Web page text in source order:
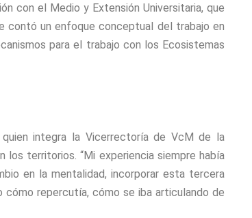
con el Medio y Extensión Universitaria, que
contó un enfoque conceptual del trabajo en
para el trabajo con los Ecosistemas
quien integra la Vicerrectoría de VcM de la
territorios. “Mi experiencia siempre había
en la mentalidad, incorporar esta tercera
cómo repercutía, cómo se iba articulando de